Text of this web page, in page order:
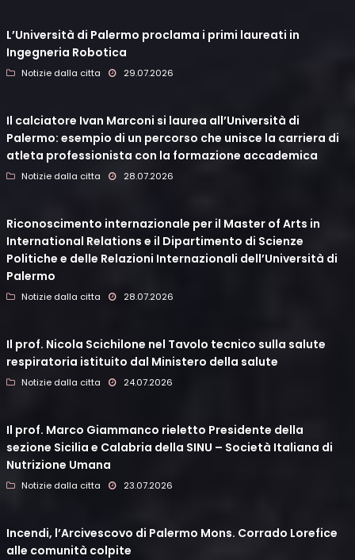
L’Università di Palermo proclama i primi laureati in
Ingegneria Robotica
Notizie dalla citta 29.07.2026
Il calciatore Ivan Marconi si laurea all’Università di
Palermo: esempio di un percorso che unisce la carriera di
atleta professionista con la formazione accademica
Notizie dalla citta 28.07.2026
Riconoscimento internazionale per il Master of Arts in
International Relations e il Dipartimento di Scienze
Politiche e delle Relazioni Internazionali dell’Università di
Palermo
Notizie dalla citta 28.07.2026
Il prof. Nicola Scichilone nel Tavolo tecnico sulla salute
respiratoria istituito dal Ministero della salute
Notizie dalla citta 24.07.2026
Il prof. Marco Giammanco rieletto Presidente della
sezione Sicilia e Calabria della SINU – Società Italiana di
Nutrizione Umana
Notizie dalla citta 23.07.2026
Incendi, l’Arcivescovo di Palermo Mons. Corrado Lorefice
alle comunità colpite